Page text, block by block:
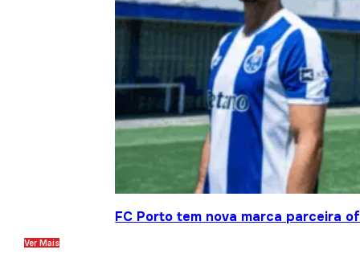
FC Porto tem nova marca parceira
Ver Mais